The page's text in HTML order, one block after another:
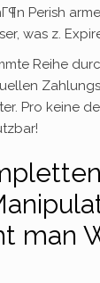
Perish
was z.
Reihe
Pro keine
man